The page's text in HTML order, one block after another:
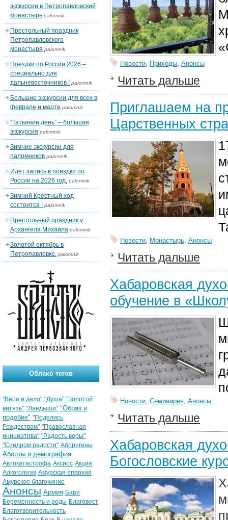
Новости, Приходы, Анонсы
Читать дальше
Приглашаем на
Царственных
Новости, Монастырь, Анонсы
Читать дальше
Хабаровская
обучение в
Новости, Семинария, Анонсы
Читать дальше
Хабаровская
Богословские
экскурсии в Петропавловский
монастырь palomnik
Престольный праздник
Петропавловского
монастыря palomnik
Поездки по России 2026 –
специально для
дальневосточников ! palomnik
Большие экскурсии для всех в
феврале и марте palomnik
“Татьянин день” – большая
экскурсия palomnik
Зимние экскурсии для
паломников palomnik
Идет запись в поездки по
России на 2026 год. palomnik
Зимний Крестный ход
состоится ! palomnik
Престольный праздник у
Архангела Михаила palomnik
Золотой октябрь в
Петропавловке. palomnik
Облако тегов
"Вера и дело" "Душа" "Золотой
витязь" "Ландыши" "Образ и
подобие" "Поделись
Рождеством" "Православная
инициатива" "Радость веры"
"Синдром радости" Аборигены
Аборты и демография
Автокатастрофа Аксиос Акция
Алкоголизм Амурская епархия
Амурское благочиние
Анонсы Армия Бари
Беременность и роды Благовест
Благотворительность